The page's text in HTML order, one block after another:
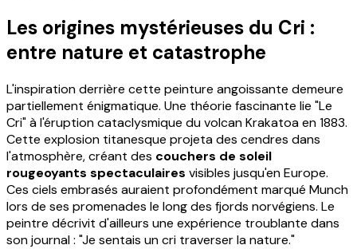
Les origines mystérieuses du Cri :
entre nature et catastrophe
L'inspiration derrière cette peinture angoissante demeure
partiellement énigmatique. Une théorie fascinante lie "Le
Cri" à l'éruption cataclysmique du volcan Krakatoa en 1883.
Cette explosion titanesque projeta des cendres dans
l'atmosphère, créant des couchers de soleil
rougeoyants spectaculaires visibles jusqu'en Europe.
Ces ciels embrasés auraient profondément marqué Munch
lors de ses promenades le long des fjords norvégiens. Le
peintre décrivit d'ailleurs une expérience troublante dans
son journal : "Je sentais un cri traverser la nature."